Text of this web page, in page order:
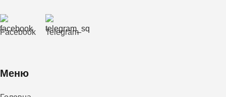
Facebook Telegram
Меню